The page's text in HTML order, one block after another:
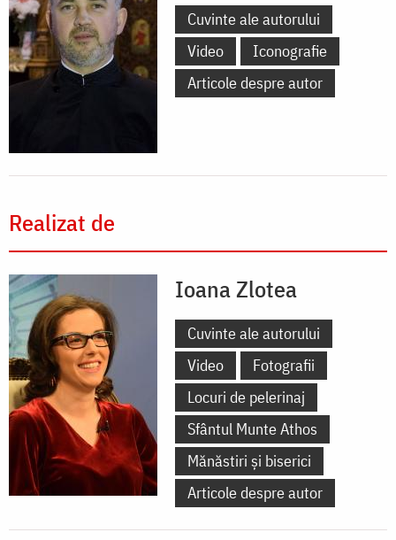
Cuvinte ale autorului
Video
Iconografie
Articole despre autor
Realizat de
Ioana Zlotea
Cuvinte ale autorului
Video
Fotografii
Locuri de pelerinaj
Sfântul Munte Athos
Mănăstiri și biserici
Articole despre autor